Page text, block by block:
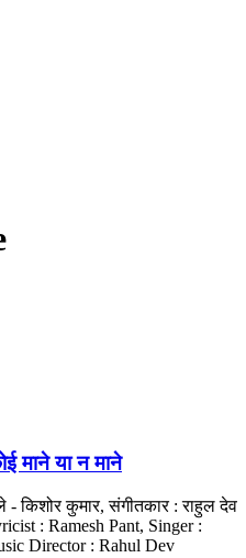
माने या न माने
किशोर कुमार, संगीतकार : राहुल देव
: Ramesh Pant, Singer :
Director : Rahul Dev